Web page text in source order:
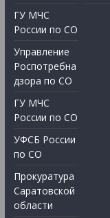
ГУ МЧС
России по СО
Управление
Роспотребна
дзора по СО
ГУ МЧС
России по СО
УФСБ России
по СО
Прокуратура
Саратовской
области